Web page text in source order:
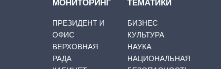
МОНИТОРИНГ
ПРЕЗИДЕНТ И
ОФИС
ВЕРХОВНАЯ
РАДА
ТЕМАТИКИ
БИЗНЕС
КУЛЬТУРА
НАУКА
НАЦИОНАЛЬНАЯ